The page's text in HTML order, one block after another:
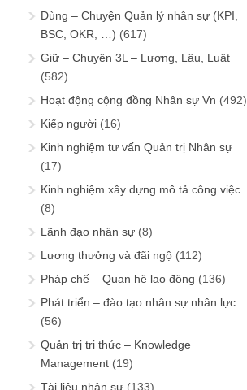
Dùng – Chuyện Quản lý nhân sự (KPI,
BSC, OKR, …) (617)
Giữ – Chuyện 3L – Lương, Lậu, Luật
(582)
Hoạt động cộng đồng Nhân sự Vn (492)
Kiếp người (16)
Kinh nghiệm tư vấn Quản trị Nhân sự
(17)
Kinh nghiệm xây dựng mô tả công việc
(8)
Lãnh đạo nhân sự (8)
Lương thưởng và đãi ngộ (112)
Pháp chế – Quan hệ lao động (136)
Phát triển – đào tạo nhân sự nhân lực
(56)
Quản trị tri thức – Knowledge
Management (19)
Tài liệu nhân sự (133)